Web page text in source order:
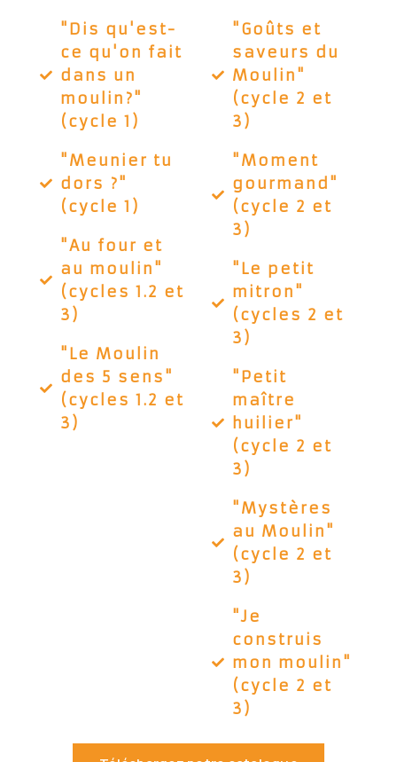
"Dis qu'est-
ce qu'on fait
dans un
moulin?"
(cycle 1)
"Meunier tu
dors ?"
(cycle 1)
"Au four et
au moulin"
(cycles 1.2 et
3)
"Le Moulin
des 5 sens"
(cycles 1.2 et
3)
"Goûts et
saveurs du
Moulin"
(cycle 2 et
3)
"Moment
gourmand"
(cycle 2 et
3)
"Le petit
mitron"
(cycles 2 et
3)
"Petit
maître
huilier"
(cycle 2 et
3)
"Mystères
au Moulin"
(cycle 2 et
3)
"Je
construis
mon moulin"
(cycle 2 et
3)